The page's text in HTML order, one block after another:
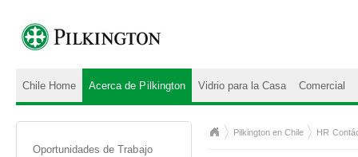
Chile Home Acerca de Pilkington Vidrio para la Casa Comercial
Oportunidades de Trabajo
Pilkington en Chile HR